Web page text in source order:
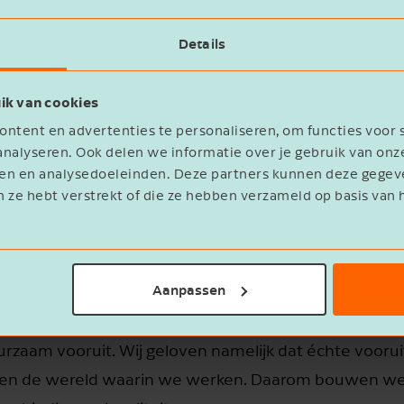
Details
van cookies
en advertenties te personaliseren, om functies voor
Ook delen we informatie over je gebruik van
en analysedoeleinden. Deze partners kunnen deze
hebt verstrekt of die ze hebben verzameld op basis van
Aanpassen
wij zijn jouw betrokken sparringpartner, waardoor
verbinding
persoonlijke betrokkenheid: dat maakt ons uniek.
mkb+ die staat voor kwaliteit, innovatie &
Ons unieke karakter komt voort uit een
samengevat in onze purpose.
vooruit. Wij geloven namelijk dat échte
de wereld waarin we werken. Daarom bouwen